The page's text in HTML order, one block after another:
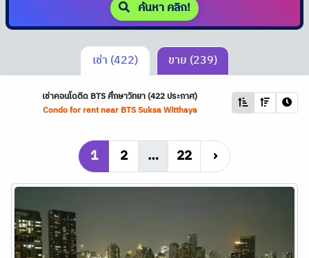
ค้นหา คลิก!
เช่า (422) ขาย (239)
เช่าคอนโดติด BTSศึกษาวิทยา (422 ประกาศ)
Condo for rent near BTSSuksa Witthaya
1 2 … 22 ›